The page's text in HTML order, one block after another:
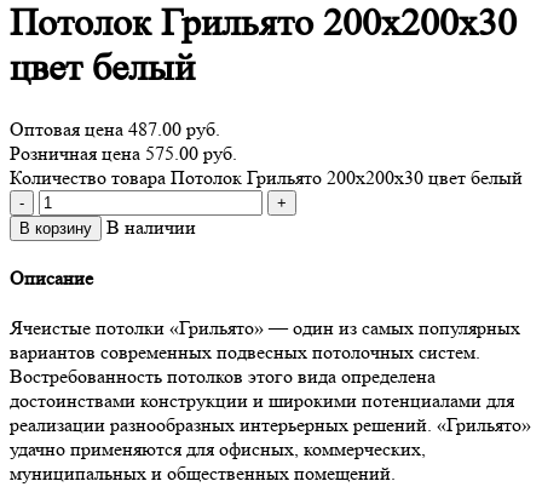
Потолок Грильято 200х200х30
цвет белый
Оптовая цена 487.00 руб.
Розничная цена 575.00 руб.
Количество товара Потолок Грильято 200х200х30 цвет белый
-
+
В корзину
В наличии
Описание
Ячеистые потолки «Грильято» — один из самых популярных
вариантов современных подвесных потолочных систем.
Востребованность потолков этого вида определена
достоинствами конструкции и широкими потенциалами для
реализации разнообразных интерьерных решений. «Грильято»
удачно применяются для офисных, коммерческих,
муниципальных и общественных помещений.